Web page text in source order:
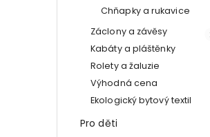
Chňapky a rukavice
Záclony a závěsy
Kabáty a pláštěnky
Rolety a žaluzie
Výhodná cena
Ekologický bytový textil
Pro děti